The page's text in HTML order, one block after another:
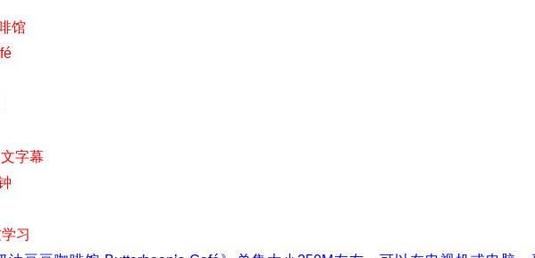
馆
字幕
习